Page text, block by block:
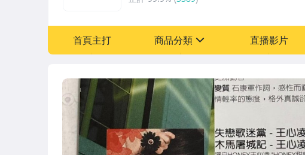
首頁主打 商品分類
偶像、球員卡與郵幣
直播影片